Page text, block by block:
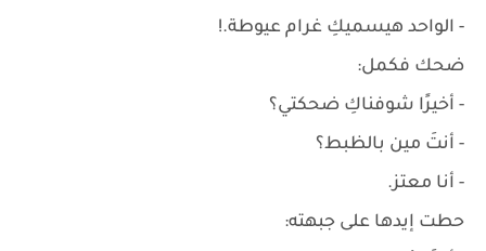
- الواحد هيسميكِ غرام عيوطة.!
ضحك فكمل:
- أخيرًا شوفناكِ ضحكتي؟
- أنتَ مين بالظبط؟
- أنا معتز.
حطت إيدها على جبهته: